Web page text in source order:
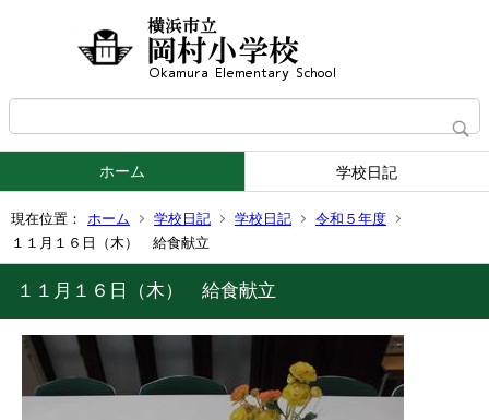
ホーム 学校日記
現在位置： ホーム 学校日記 学校日記
令和５年度
１１月１６日（木） 給食献立
１１月１６日（木） 給食献立